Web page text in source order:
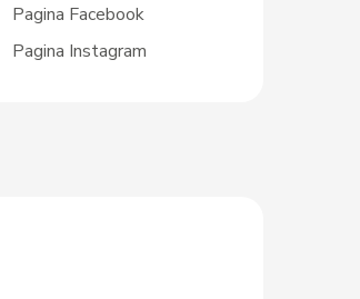
Pagina Facebook
Pagina Instagram